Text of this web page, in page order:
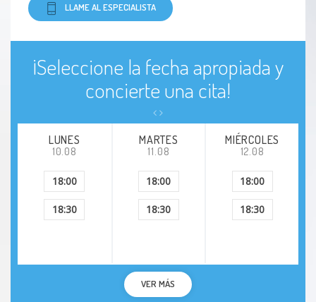
LLAME AL ESPECIALISTA
¡Seleccione la fecha apropiada y
concierte una cita!
LUNES
10.08
18:00
18:30
MARTES
11.08
18:00
18:30
MIÉRCOLES
12.08
18:00
18:30
VER MÁS